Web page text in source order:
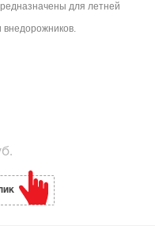
для летней
внедорожников.